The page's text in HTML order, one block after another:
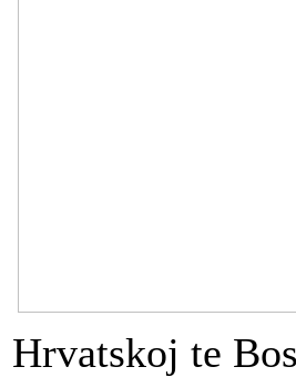
Hrvatskoj te